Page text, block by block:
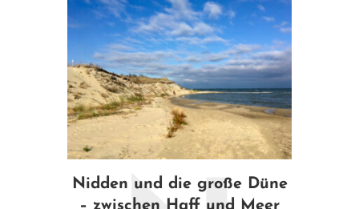
Nidden und die große Düne